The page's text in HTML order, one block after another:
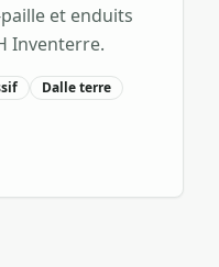
et enduits
Inventerre.
Dalle terre